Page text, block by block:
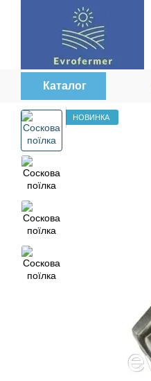
Перейти до основного контенту
Каталог
НОВИНКА